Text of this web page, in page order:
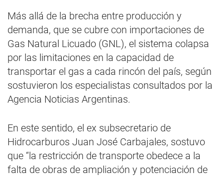
Más allá de la brecha entre producción y
demanda, que se cubre con importaciones de
Gas Natural Licuado (GNL), el sistema colapsa
por las limitaciones en la capacidad de
transportar el gas a cada rincón del país, según
sostuvieron los especialistas consultados por la
Agencia Noticias Argentinas.
En este sentido, el ex subsecretario de
Hidrocarburos Juan José Carbajales, sostuvo
que “la restricción de transporte obedece a la
falta de obras de ampliación y potenciación de